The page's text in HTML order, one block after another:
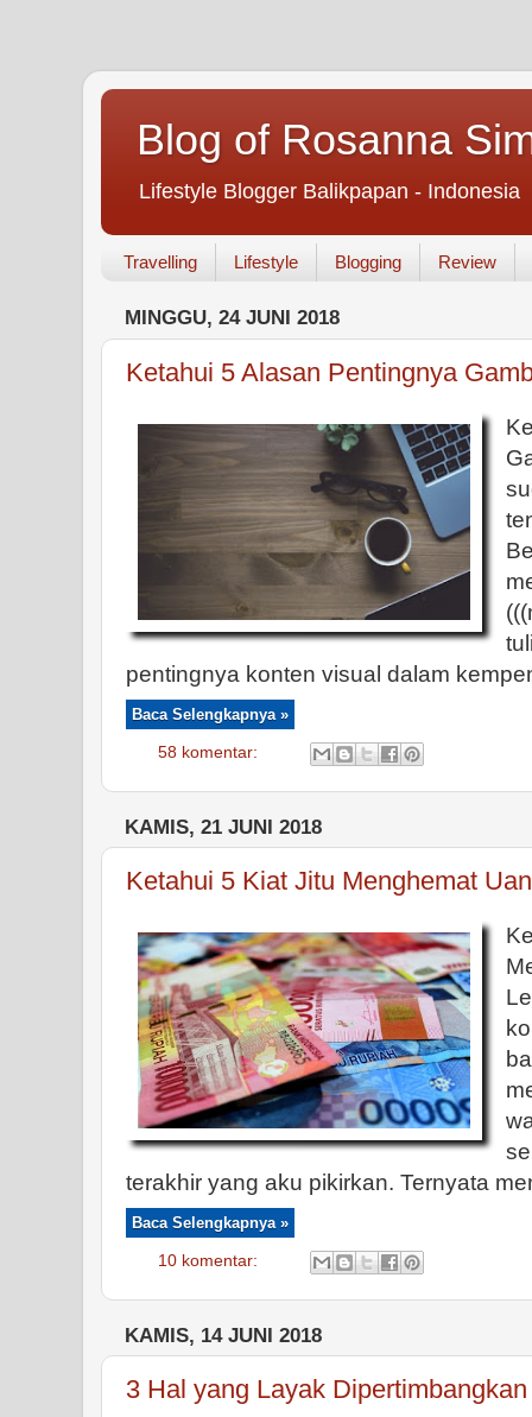
Blog of Rosanna
Lifestyle Blogger Balikpapan - Indonesia
Travelling Lifestyle Blogging Review
MINGGU, 24 JUNI 2018
Ketahui 5 Alasan Pentingnya
pentingnya konten visual dalam
Baca Selengkapnya »
58 komentar:
KAMIS, 21 JUNI 2018
Ketahui 5 Kiat Jitu Menghemat
terakhir yang aku pikirkan. Ternyata
Baca Selengkapnya »
10 komentar:
KAMIS, 14 JUNI 2018
3 Hal yang Layak